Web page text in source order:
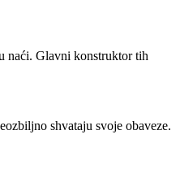
naći. Glavni konstruktor tih
shvataju svoje obaveze.